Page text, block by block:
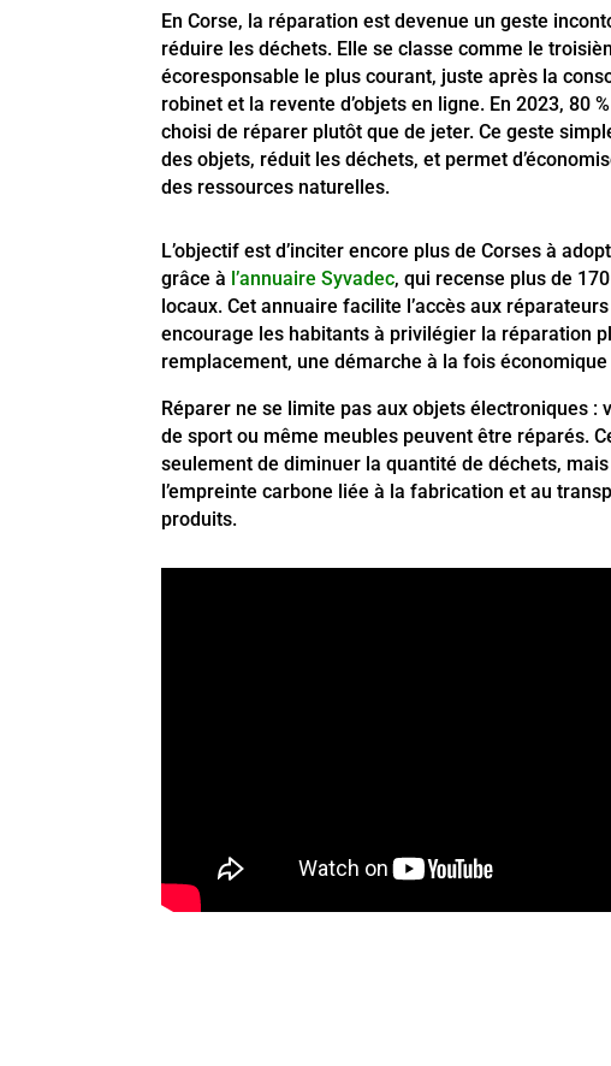
En Corse, la réparation est devenue un geste
réduire les déchets. Elle se classe comme le
écoresponsable le plus courant, juste après la
robinet et la revente d’objets en ligne. En 2023, 80
choisi de réparer plutôt que de jeter. Ce geste
des objets, réduit les déchets, et permet
des ressources naturelles.
L’objectif est d’inciter encore plus de Corses à
grâce à l’annuaire Syvadec, qui recense plus de
locaux. Cet annuaire facilite l’accès aux
encourage les habitants à privilégier la réparation
remplacement, une démarche à la fois
Réparer ne se limite pas aux objets électroniques :
de sport ou même meubles peuvent être réparés.
seulement de diminuer la quantité de déchets,
l’empreinte carbone liée à la fabrication et au
produits.